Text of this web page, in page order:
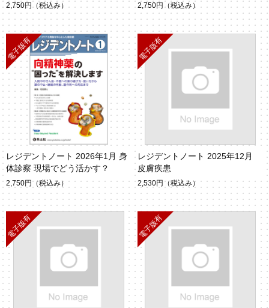
2,750円 （税込み） 2,750円 （税込み）
レジデントノート 2026年1月 身
体診察 現場でどう活かす？
2,750円 （税込み）
レジデントノート 2025年12月
皮膚疾患
2,530円 （税込み）